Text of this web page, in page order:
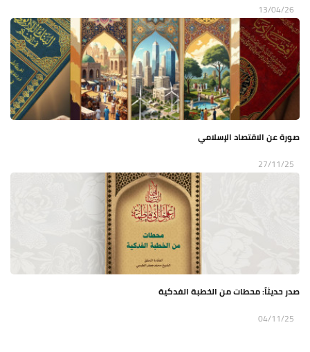
13/04/26
صورة عن الاقتصاد الإسلامي
27/11/25
صدر حديثاً: محطات من الخطبة الفدكية
04/11/25